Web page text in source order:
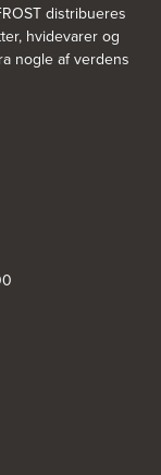
distribueres
hvidevarer og
nogle af verdens